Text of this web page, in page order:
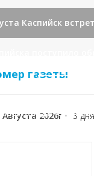
Каспийск
города
газеты
2026г • 3 дня